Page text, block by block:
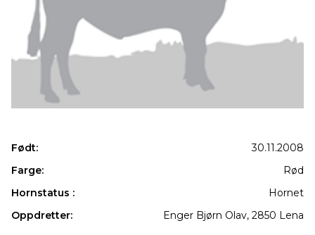
Født:
30.11.2008
Farge:
Rød
Hornstatus :
Hornet
Oppdretter:
Enger Bjørn Olav, 2850 Lena